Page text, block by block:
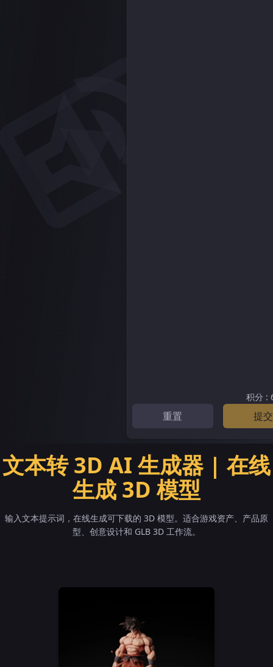
重置
积分 :
提交
文本转 3D AI 生成器 | 在线
生成 3D 模型
输入文本提示词，在线生成可下载的 3D 模型。适合游戏资产、产品原
型、创意设计和 GLB 3D 工作流。